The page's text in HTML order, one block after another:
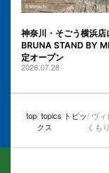
神奈川・そごう横浜店
BRUNA STAND BY
定オープン
2026.07.28
top topics トピッ
クス
ヴ
くも